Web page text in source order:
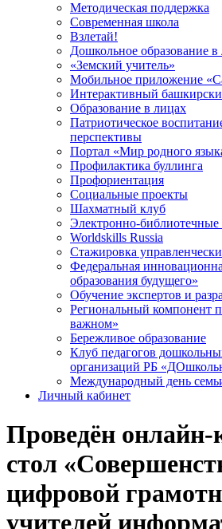
Методическая поддержка
Современная школа
Взлетай!
Дошкольное образование в
«Земский учитель»
Мобильное приложение
Интерактивный
Образование в лицах
Патриотическое
перспективы
Портал «Мир родного
Профилактика буллинга
Профориентация
Социальные проекты
Шахматный клуб
Электронно-библиотечные
Worldskills Russia
Стажировка
Федеральная
образования будущего»
Обучение экспертов и
Региональный компонент
важном»
Бережливое образование
Клуб педагогов
организаций РБ
Международный день
Личный кабинет
Проведён
стол
цифровой
учителей